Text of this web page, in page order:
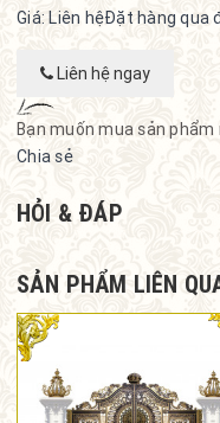
Giá: Liên hệĐặt hàng qua
Liên hệ ngay
Bạn muốn mua sản phẩm
Chia sẻ
HỎI & ĐÁP
SẢN PHẨM LIÊN